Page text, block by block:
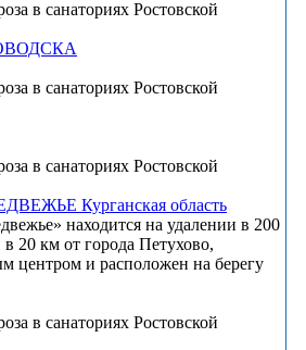
Курганская область
находится на удалении в 200
20 км от города Петухово,
центром и расположен на берегу